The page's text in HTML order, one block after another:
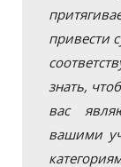
привести
знать,
вас
вашими